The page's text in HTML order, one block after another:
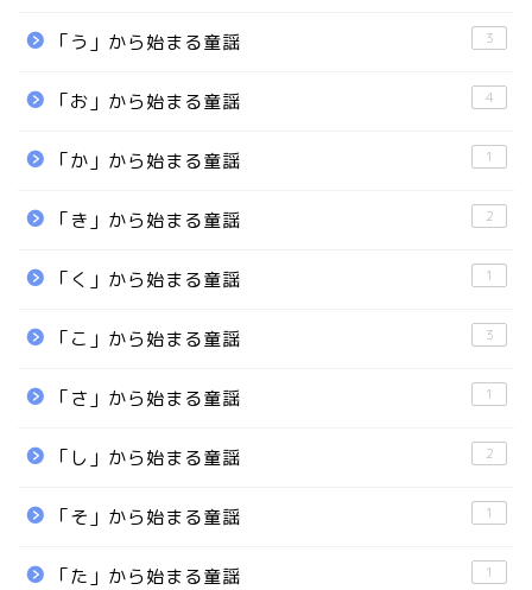
「う」から始まる童謡 3
「お」から始まる童謡 4
「か」から始まる童謡 1
「き」から始まる童謡 2
「く」から始まる童謡 1
「こ」から始まる童謡 3
「さ」から始まる童謡 1
「し」から始まる童謡 2
「そ」から始まる童謡 1
「た」から始まる童謡 1